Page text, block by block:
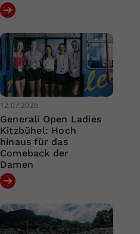
12.07.2026
Generali Open Ladies
Kitzbühel: Hoch
hinaus für das
Comeback der
Damen